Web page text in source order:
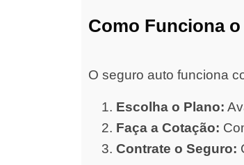
Como Funciona
O seguro auto funciona
Escolha o Plano:
Faça a Cotação:
Contrate o Seguro: